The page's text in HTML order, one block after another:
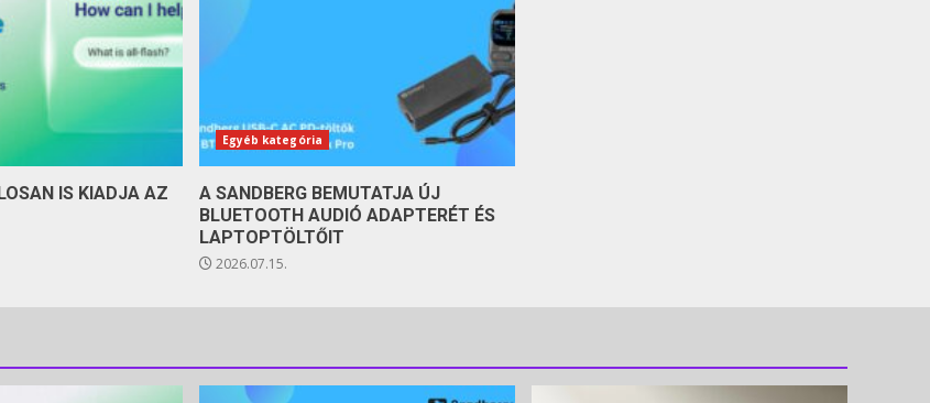
IS KIADJA AZ
Egyéb kategória
A SANDBERG BEMUTATJA ÚJ
BLUETOOTH AUDIÓ ADAPTERÉT ÉS
LAPTOPTÖLTŐIT
2026.07.15.